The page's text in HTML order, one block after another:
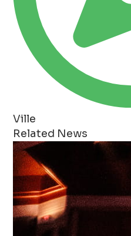
Ville
Related News